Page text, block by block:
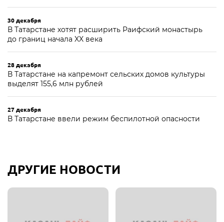
30 декабря
В Татарстане хотят расширить Раифский монастырь
до границ начала XX века
28 декабря
В Татарстане на капремонт сельских домов культуры
выделят 155,6 млн рублей
27 декабря
В Татарстане ввели режим беспилотной опасности
ДРУГИЕ НОВОСТИ